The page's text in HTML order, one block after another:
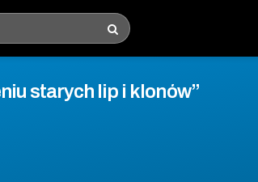
starych lip i klonów”